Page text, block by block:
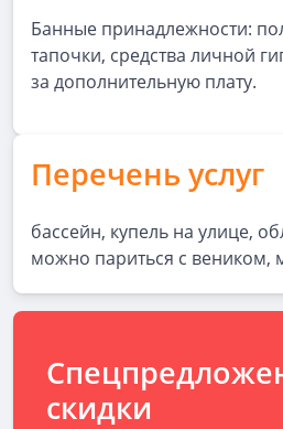
Банные принадлежности:
тапочки, средства личной
за дополнительную плату.
Перечень услуг
бассейн, купель на улице,
можно париться с веником,
скидки